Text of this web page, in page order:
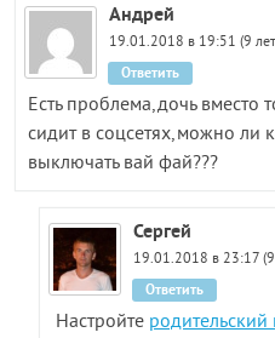
Андрей
19.01.2018 в 19:51 (9
Есть проблема,дочь вместо
сидит в соцсетях,можно ли
выключать вай фай???
Ответить
Сергей
19.01.2018 в 23:17 (9
Настройте родительский
Ответить